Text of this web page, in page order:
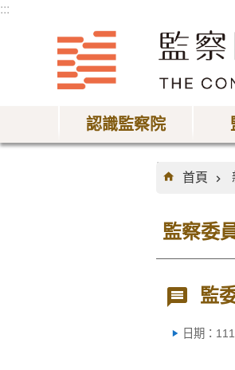
:::
認識監察院
:::
首頁
監察委
監
日期：